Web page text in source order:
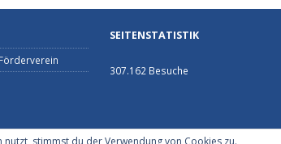
SEITENSTATISTIK
307.162 Besuche